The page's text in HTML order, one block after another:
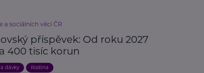
a sociálních věcí ČR
příspěvek: Od roku 2027
400 tisíc korun
dávky Rodina